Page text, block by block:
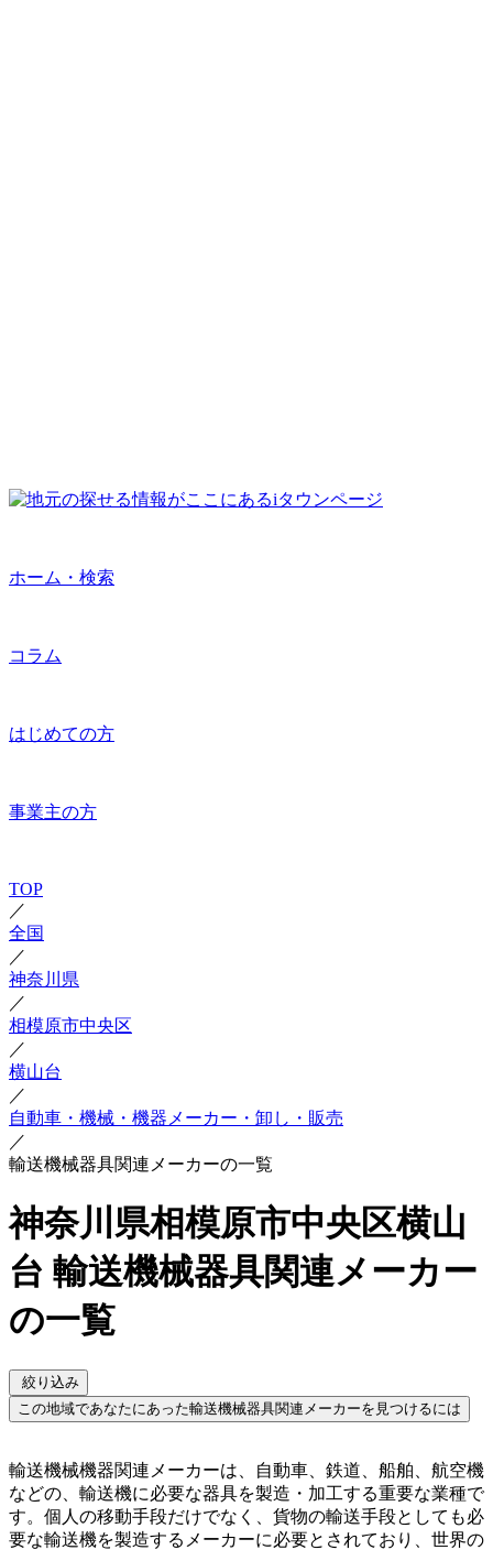
ホーム・検索
コラム
はじめての方
事業主の方
TOP
／
全国
／
神奈川県
／
相模原市中央区
／
横山台
／
自動車・機械・機器メーカー・卸し・販売
／
輸送機械器具関連メーカーの一覧
神奈川県相模原市中央区横山
台 輸送機械器具関連メーカー
の一覧
絞り込み
この地域であなたにあった輸送機械器具関連メーカーを見つけるには
輸送機械機器関連メーカーは、自動車、鉄道、船舶、航空機
などの、輸送機に必要な器具を製造・加工する重要な業種で
す。個人の移動手段だけでなく、貨物の輸送手段としても必
要な輸送機を製造するメーカーに必要とされており、世界の